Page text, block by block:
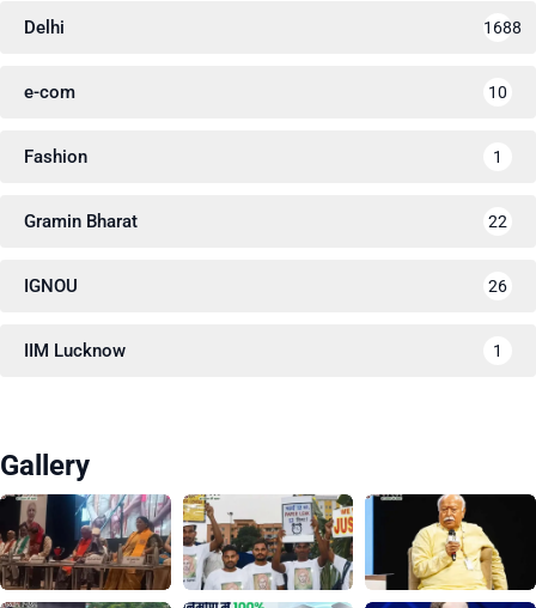
Delhi 1688
e-com 10
Fashion 1
Gramin Bharat 22
IGNOU 26
IIM Lucknow 1
Gallery